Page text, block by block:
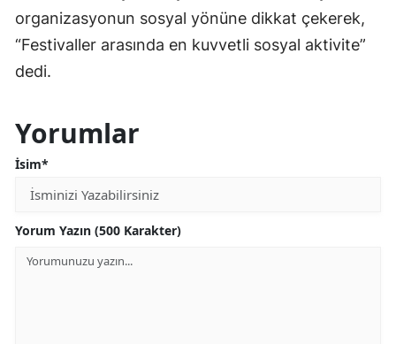
organizasyonun sosyal yönüne dikkat çekerek,
“Festivaller arasında en kuvvetli sosyal aktivite”
dedi.
Yorumlar
İsim*
Yorum Yazın (500 Karakter)